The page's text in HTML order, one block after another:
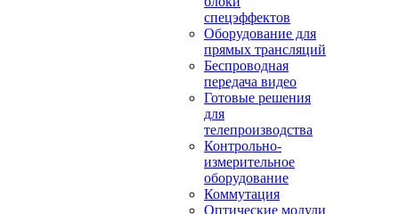
спецэффектов
Оборудование для
прямых трансляций
Беспроводная
передача видео
Готовые решения
для
телепроизводства
Контрольно-
измерительное
оборудование
Коммутация
Оптические модули